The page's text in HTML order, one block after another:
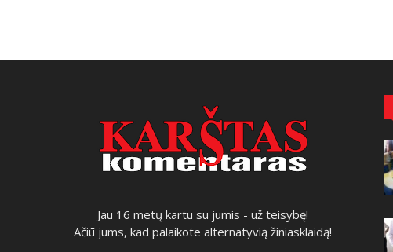
Jau 16 metų kartu su jumis - už teisybę!
Ačiū jums, kad palaikote alternatyvią žiniasklaidą!